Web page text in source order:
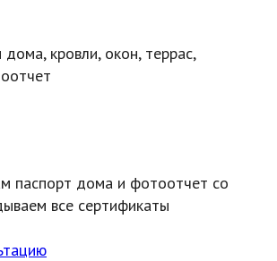
кровли, окон, террас,
паспорт дома и фотоотчет со
все сертификаты